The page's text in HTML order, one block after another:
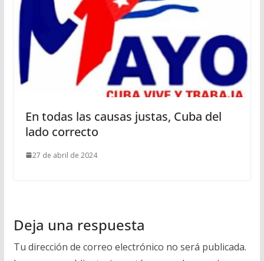
En todas las causas justas, Cuba del
lado correcto
27 de abril de 2024
Deja una respuesta
Tu dirección de correo electrónico no será publicada.